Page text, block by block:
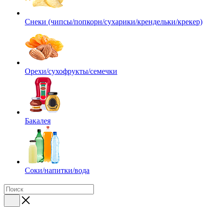
Снеки (чипсы/попкорн/сухарики/крендельки/крекер)
Орехи/сухофрукты/семечки
Бакалея
Соки/напитки/вода